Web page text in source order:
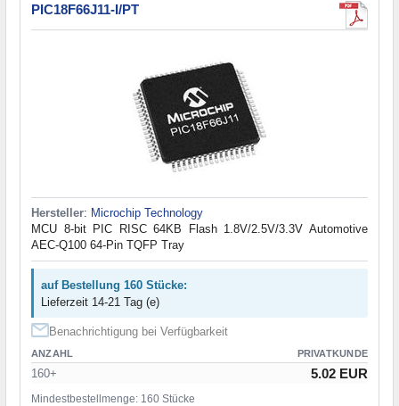
PIC18F66J11-I/PT
Hersteller: Microchip Technology
MCU 8-bit PIC RISC 64KB Flash 1.8V/2.5V/3.3V Automotive
AEC-Q100 64-Pin TQFP Tray
auf Bestellung 160 Stücke:
Lieferzeit 14-21 Tag (e)
Benachrichtigung bei Verfügbarkeit
ANZAHL PRIVATKUNDE
160+ 5.02 EUR
Mindestbestellmenge: 160 Stücke